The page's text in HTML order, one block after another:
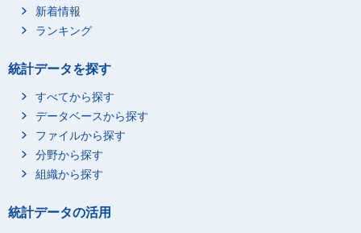
新着情報
ランキング
統計データを探す
すべてから探す
データベースから探す
ファイルから探す
分野から探す
組織から探す
統計データの活用